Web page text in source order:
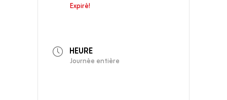
Expiré!
HEURE
Journée entière